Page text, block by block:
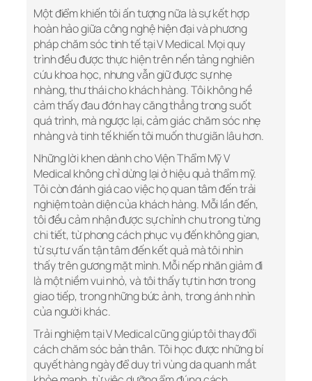
Một điểm khiến tôi ấn tượng nữa là sự kết hợp
hoàn hảo giữa công nghệ hiện đại và phương
pháp chăm sóc tinh tế tại V Medical. Mọi quy
trình đều được thực hiện trên nền tảng nghiên
cứu khoa học, nhưng vẫn giữ được sự nhẹ
nhàng, thư thái cho khách hàng. Tôi không hề
cảm thấy đau đớn hay căng thẳng trong suốt
quá trình, mà ngược lại, cảm giác chăm sóc nhẹ
nhàng và tinh tế khiến tôi muốn thư giãn lâu hơn.
Những lời khen dành cho Viện Thẩm Mỹ V
Medical không chỉ dừng lại ở hiệu quả thẩm mỹ.
Tôi còn đánh giá cao việc họ quan tâm đến trải
nghiệm toàn diện của khách hàng. Mỗi lần đến,
tôi đều cảm nhận được sự chỉnh chu trong từng
chi tiết, từ phong cách phục vụ đến không gian,
từ sự tư vấn tận tâm đến kết quả mà tôi nhìn
thấy trên gương mặt mình. Mỗi nếp nhăn giảm đi
là một niềm vui nhỏ, và tôi thấy tự tin hơn trong
giao tiếp, trong những bức ảnh, trong ánh nhìn
của người khác.
Trải nghiệm tại V Medical cũng giúp tôi thay đổi
cách chăm sóc bản thân. Tôi học được những bí
quyết hàng ngày để duy trì vùng da quanh mắt